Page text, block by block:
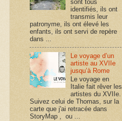
sont tous
identifiés, ils ont
transmis leur
patronyme, ils ont élevé les
enfants, ils ont servi de repère
dans ...
Le voyage d’un
artiste au XVIIe
jusqu’à Rome
Le voyage en
Italie fait rêver les
artistes du XVIIe.
Suivez celui de Thomas, sur la
carte que j'ai retracée dans
StoryMap , ou ...